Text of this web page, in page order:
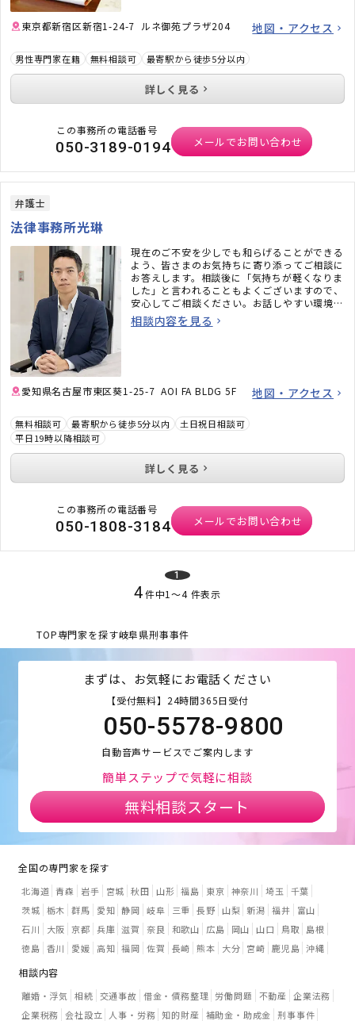
東京都新宿区新宿1-24-7 ルネ御苑プラザ204 地図・アクセス
男性専門家在籍 無料相談可 最寄駅から徒歩5分以内
詳しく見る
この事務所の電話番号
050-3189-0194 メールでお問い合わせ
弁護士
法律事務所光琳
現在のご不安を少しでも和らげることができる
よう、皆さまのお気持ちに寄り添ってご相談に
お答えします。相談後に「気持ちが軽くなりま
した」と言われることもよくございますので、
安心してご相談ください。お話しやすい環境を
整えてお待ちしております。
相談内容を見る
愛知県名古屋市東区葵1-25-7 AOI FA BLDG 5F 地図・アクセス
無料相談可 最寄駅から徒歩5分以内
土日祝日相談可
平日19時以降相談可
詳しく見る
この事務所の電話番号
050-1808-3184 メールでお問い合わせ
1
4件中1〜4件表示
TOP専門家を探す岐阜県刑事事件
まずは、お気軽にお電話ください
【受付無料】24時間365日受付
050-5578-9800
自動音声サービスでご案内します
簡単ステップで気軽に相談
無料相談スタート
全国の専門家を探す
北海道 青森 岩手 宮城 秋田 山形 福島 東京 神奈川 埼玉 千葉
茨城 栃木 群馬 愛知 静岡 岐阜 三重 長野 山梨 新潟 福井
富山
石川
大阪 京都 兵庫 滋賀 奈良 和歌山 広島 岡山 山口 鳥取
島根
徳島 香川 愛媛 高知 福岡 佐賀 長崎 熊本 大分 宮崎 鹿児島 沖縄
相談内容
離婚・浮気 相続 交通事故 借金・債務整理 労働問題 不動産 企業法務
企業税務 会社設立 人事・労務 知的財産 補助金・助成金 刑事事件